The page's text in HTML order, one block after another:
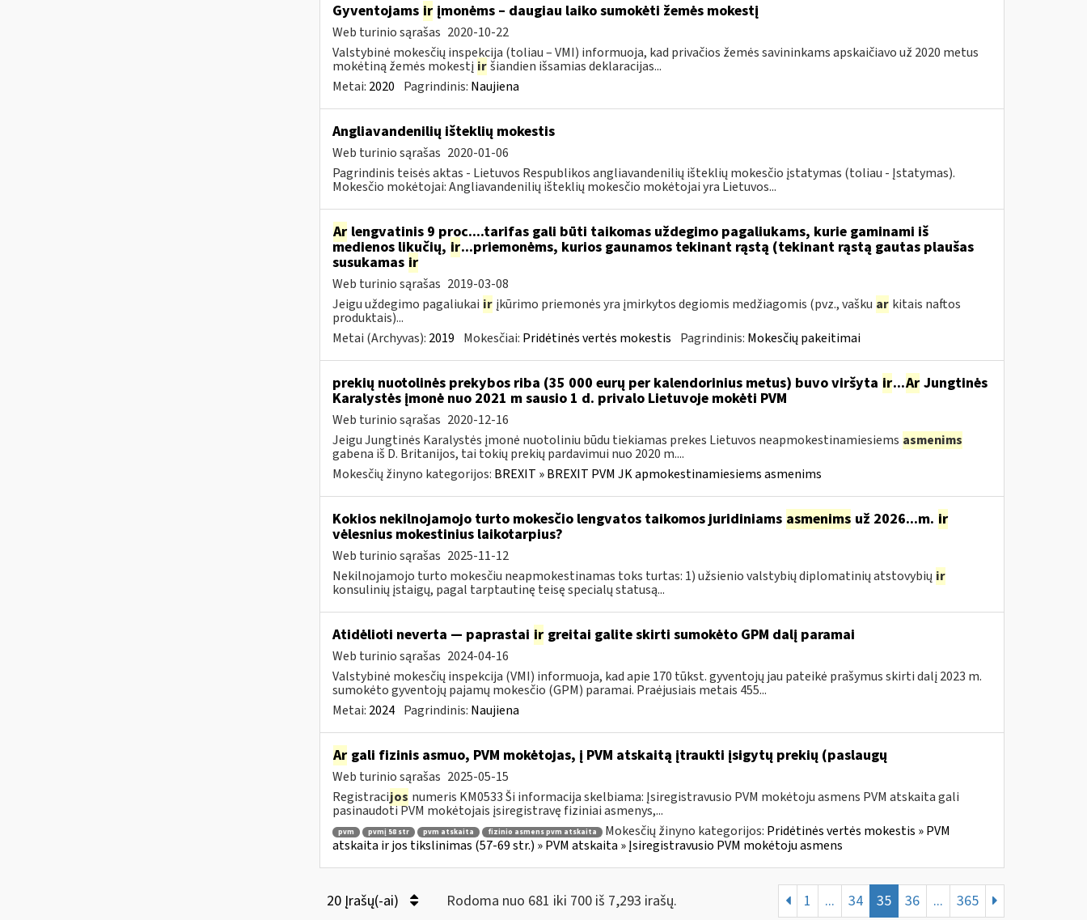
Gyventojams irįmonėms – daugiau laiko sumokėti žemės mokestį
Web turinio sąrašas 2020-10-22
Valstybinė mokesčių inspekcija (toliau – VMI) informuoja, kad privačios žemės savininkams apskaičiavo už 2020 metus
mokėtiną žemės mokestį ir šiandien išsamias deklaracijas...
Metai: 2020 Pagrindinis: Naujiena
Angliavandenilių išteklių mokestis
Web turinio sąrašas 2020-01-06
Pagrindinis teisės aktas - Lietuvos Respublikos angliavandenilių išteklių mokesčio įstatymas (toliau - Įstatymas).
Mokesčio mokėtojai: Angliavandenilių išteklių mokesčio mokėtojai yra Lietuvos...
Arlengvatinis 9 proc....tarifas gali būti taikomas uždegimo pagaliukams, kurie gaminami iš
medienos likučių, ir...priemonėms, kurios gaunamos tekinant rąstą (tekinant rąstą gautas plaušas
susukamas ir
Web turinio sąrašas 2019-03-08
Jeigu uždegimo pagaliukai ir įkūrimo priemonės yra įmirkytos degiomis medžiagomis (pvz., vašku ar kitais naftos
produktais)...
Metai (Archyvas): 2019 Mokesčiai: Pridėtinės vertės mokestis Pagrindinis: Mokesčių pakeitimai
prekių nuotolinės prekybos riba (35 000 eurų per kalendorinius metus) buvo viršyta ir...ArJungtinės
Karalystės įmonė nuo 2021 m sausio 1 d. privalo Lietuvoje mokėti PVM
Web turinio sąrašas 2020-12-16
Jeigu Jungtinės Karalystės įmonė nuotoliniu būdu tiekiamas prekes Lietuvos neapmokestinamiesiems asmenims
gabena iš D. Britanijos, tai tokių prekių pardavimui nuo 2020 m....
Mokesčių žinyno kategorijos: BREXIT » BREXIT PVM JK apmokestinamiesiems asmenims
Kokios nekilnojamojo turto mokesčio lengvatos taikomos juridiniams asmenims už 2026...m. ir
vėlesnius mokestinius laikotarpius?
Web turinio sąrašas 2025-11-12
Nekilnojamojo turto mokesčiu neapmokestinamas toks turtas: 1) užsienio valstybių diplomatinių atstovybių ir
konsulinių įstaigų, pagal tarptautinę teisę specialų statusą...
Atidėlioti neverta — paprastai irgreitai galite skirti sumokėto GPM dalį paramai
Web turinio sąrašas 2024-04-16
Valstybinė mokesčių inspekcija (VMI) informuoja, kad apie 170 tūkst. gyventojų jau pateikė prašymus skirti dalį 2023 m.
sumokėto gyventojų pajamų mokesčio (GPM) paramai. Praėjusiais metais 455...
Metai: 2024 Pagrindinis: Naujiena
Argali fizinis asmuo, PVM mokėtojas, į PVM atskaitą įtraukti įsigytų prekių (paslaugų
Web turinio sąrašas 2025-05-15
Registracijos numeris KM0533 Ši informacija skelbiama: Įsiregistravusio PVM mokėtoju asmens PVM atskaita gali
pasinaudoti PVM mokėtojais įsiregistravę fiziniai asmenys,...
pvm pvmį 58 str pvm atskaita fizinio asmens pvm atskaita Mokesčių žinyno kategorijos: Pridėtinės vertės mokestis » PVM
atskaita ir jos tikslinimas (57-69 str.) » PVM atskaita » Įsiregistravusio PVM mokėtoju asmens
20 Įrašų(-ai) Rodoma nuo 681 iki 700 iš 7,293 irašų. 1 ... 34 35 36 ... 365